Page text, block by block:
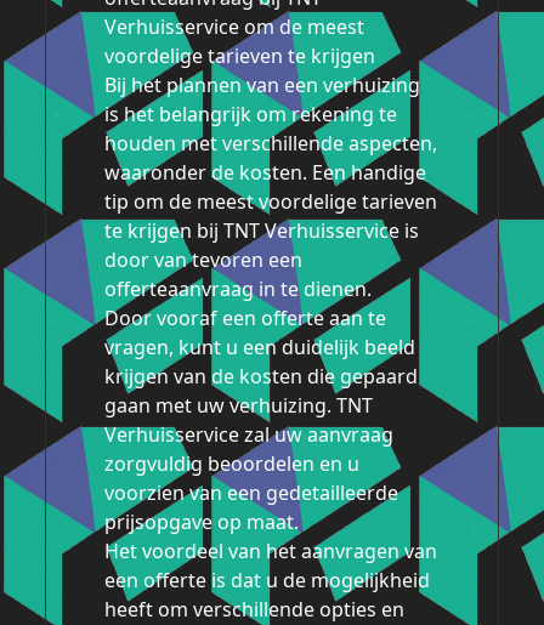
Verhuisservice om de meest
voordelige tarieven te krijgen
Bij het plannen van een verhuizing
is het belangrijk om rekening te
houden met verschillende aspecten,
waaronder de kosten. Een handige
tip om de meest voordelige tarieven
te krijgen bij TNT Verhuisservice is
door van tevoren een
offerteaanvraag in te dienen.
Door vooraf een offerte aan te
vragen, kunt u een duidelijk beeld
krijgen van de kosten die gepaard
gaan met uw verhuizing. TNT
Verhuisservice zal uw aanvraag
zorgvuldig beoordelen en u
voorzien van een gedetailleerde
prijsopgave op maat.
Het voordeel van het aanvragen van
een offerte is dat u de mogelijkheid
heeft om verschillende opties en